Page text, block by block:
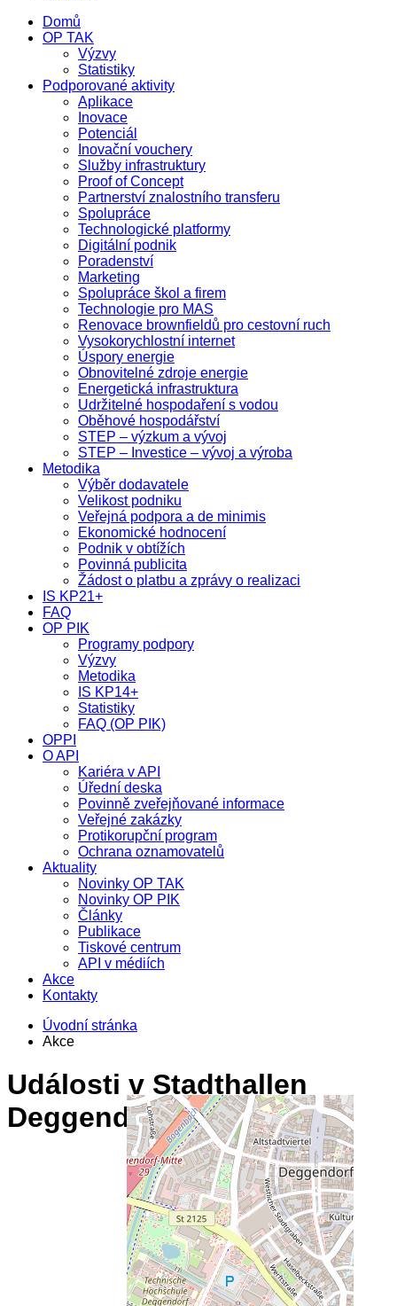
Domů
OP TAK
Výzvy
Statistiky
Podporované aktivity
Aplikace
Inovace
Potenciál
Inovační vouchery
Služby infrastruktury
Proof of Concept
Partnerství znalostního transferu
Spolupráce
Technologické platformy
Digitální podnik
Poradenství
Marketing
Spolupráce škol a firem
Technologie pro MAS
Renovace brownfieldů pro cestovní ruch
Vysokorychlostní internet
Úspory energie
Obnovitelné zdroje energie
Energetická infrastruktura
Udržitelné hospodaření s vodou
Oběhové hospodářství
STEP – výzkum a vývoj
STEP – Investice – vývoj a výroba
Metodika
Výběr dodavatele
Velikost podniku
Veřejná podpora a de minimis
Ekonomické hodnocení
Podnik v obtížích
Povinná publicita
Žádost o platbu a zprávy o realizaci
IS KP21+
FAQ
OP PIK
Programy podpory
Výzvy
Metodika
IS KP14+
Statistiky
FAQ (OP PIK)
OPPI
O API
Kariéra v API
Úřední deska
Povinně zveřejňované informace
Veřejné zakázky
Protikorupční program
Ochrana oznamovatelů
Aktuality
Novinky OP TAK
Novinky OP PIK
Články
Publikace
Tiskové centrum
API v médiích
Akce
Kontakty
Úvodní stránka
Akce
Události v Stadthallen
Deggendorf